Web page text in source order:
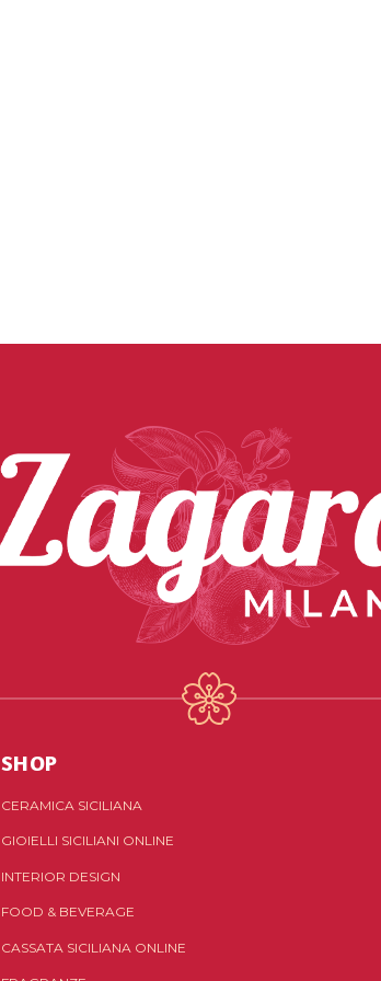
SHOP
CERAMICA SICILIANA
GIOIELLI SICILIANI ONLINE
INTERIOR DESIGN
FOOD & BEVERAGE
CASSATA SICILIANA ONLINE